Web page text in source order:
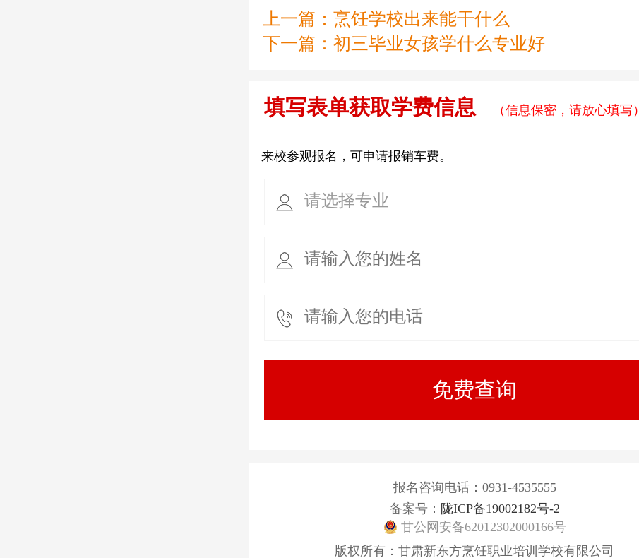
上一篇： 烹饪学校出来能干什么
下一篇： 初三毕业女孩学什么专业好
填写表单获取学费信息 （信息保密，请放心填写）
来校参观报名，可申请报销车费。
报名咨询电话：0931-4535555
备案号： 陇ICP备19002182号-2
甘公网安备62012302000166号
版权所有：甘肃新东方烹饪职业培训学校有限公司